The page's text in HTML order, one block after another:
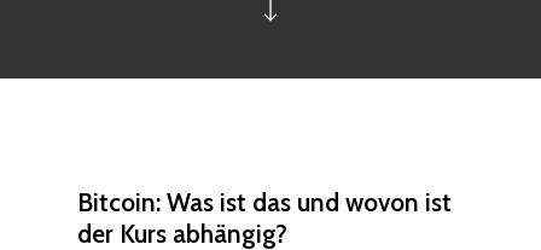
Bitcoin: Was ist das und wovon ist
der Kurs abhängig?